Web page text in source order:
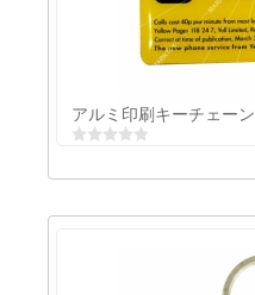
アニメキーチェーン
アルミ印刷キーチェーン